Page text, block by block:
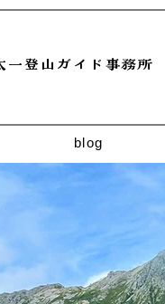
一登山ガイド事務所
blog